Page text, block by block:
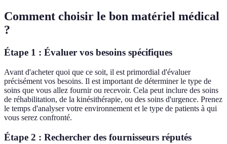
Comment choisir le bon matériel médical
?
Étape 1 : Évaluer vos besoins spécifiques
Avant d'acheter quoi que ce soit, il est primordial d'évaluer
précisément vos besoins. Il est important de déterminer le type de
soins que vous allez fournir ou recevoir. Cela peut inclure des soins
de réhabilitation, de la kinésithérapie, ou des soins d'urgence. Prenez
le temps d'analyser votre environnement et le type de patients à qui
vous serez confronté.
Étape 2 : Rechercher des fournisseurs réputés